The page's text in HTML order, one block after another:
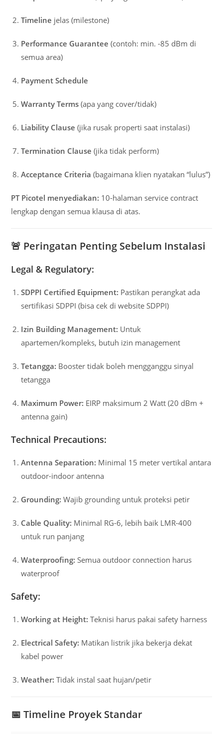
Timeline jelas (milestone)
Performance Guarantee (contoh: min. -85 dBm di
semua area)
Payment Schedule
Warranty Terms (apa yang cover/tidak)
Liability Clause (jika rusak properti saat instalasi)
Termination Clause (jika tidak perform)
Acceptance Criteria (bagaimana klien nyatakan “lulus”)
PT Picotel menyediakan: 10-halaman service contract
lengkap dengan semua klausa di atas.
🚨 Peringatan Penting Sebelum Instalasi
Legal & Regulatory:
SDPPI Certified Equipment: Pastikan perangkat ada
sertifikasi SDPPI (bisa cek di website SDPPI)
Izin Building Management: Untuk
apartemen/kompleks, butuh izin management
Tetangga: Booster tidak boleh mengganggu sinyal
tetangga
Maximum Power: EIRP maksimum 2 Watt (20 dBm +
antenna gain)
Technical Precautions:
Antenna Separation: Minimal 15 meter vertikal antara
outdoor-indoor antenna
Grounding: Wajib grounding untuk proteksi petir
Cable Quality: Minimal RG-6, lebih baik LMR-400
untuk run panjang
Waterproofing: Semua outdoor connection harus
waterproof
Safety:
Working at Height: Teknisi harus pakai safety harness
Electrical Safety: Matikan listrik jika bekerja dekat
kabel power
Weather: Tidak instal saat hujan/petir
📅Timeline Proyek Standar